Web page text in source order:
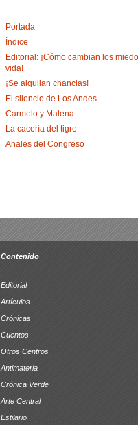
Portada
Índice
Editorial: ¡Cómo cambian los
vida!
¡Se alquilan chanclas!
El silencio de Los Andes
Carmelo y Malena
La cacería del tigre
Anales del Congreso
Contenido
Editorial
Artículos
Crónicas
Cuentos
Otros Centros
Antimateria
Crónica Verde
Arte Central
Estilario